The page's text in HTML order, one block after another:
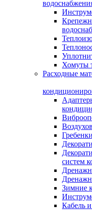
Хомуты
Расходные
систем
Зимние
Кабель